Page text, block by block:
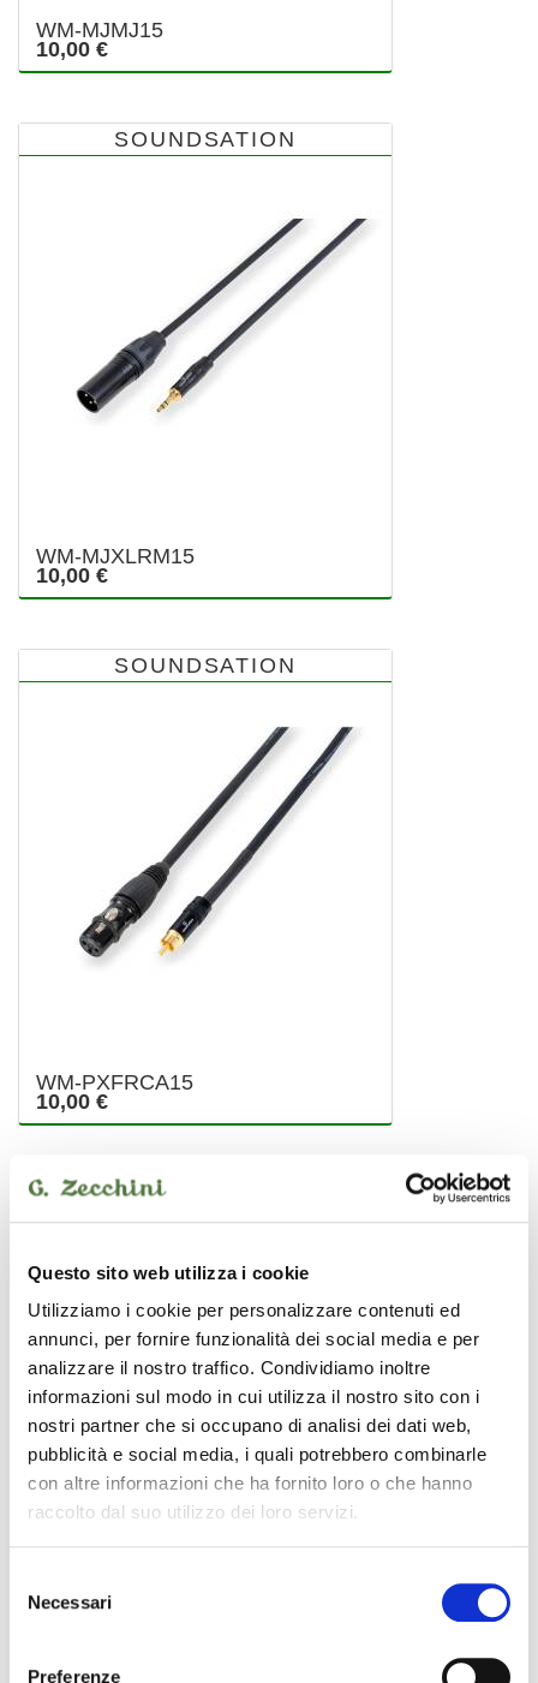
Questo sito web utilizza i cookie
Utilizziamo i cookie per personalizzare contenuti ed
annunci, per fornire funzionalità dei social media e per
analizzare il nostro traffico. Condividiamo inoltre
informazioni sul modo in cui utilizza il nostro sito con i
nostri partner che si occupano di analisi dei dati web,
pubblicità e social media, i quali potrebbero combinarle
con altre informazioni che ha fornito loro o che hanno
raccolto dal suo utilizzo dei loro servizi.
delNecessari
Preferenze
WM-MJMJ15
10,00 €
SOUNDSATION
WM-MJXLRM15
10,00 €
SOUNDSATION
WM-PXFRCA15
10,00 €
SOUNDSATION
WM-PXMRCA15